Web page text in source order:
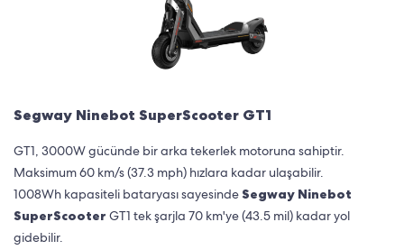
Segway Ninebot SuperScooter GT1
GT1, 3000W gücünde bir arka tekerlek motoruna sahiptir.
Maksimum 60 km/s (37.3 mph) hızlara kadar ulaşabilir.
1008Wh kapasiteli bataryası sayesinde Segway Ninebot
SuperScooter GT1 tek şarjla 70 km'ye (43.5 mil) kadar yol
gidebilir.